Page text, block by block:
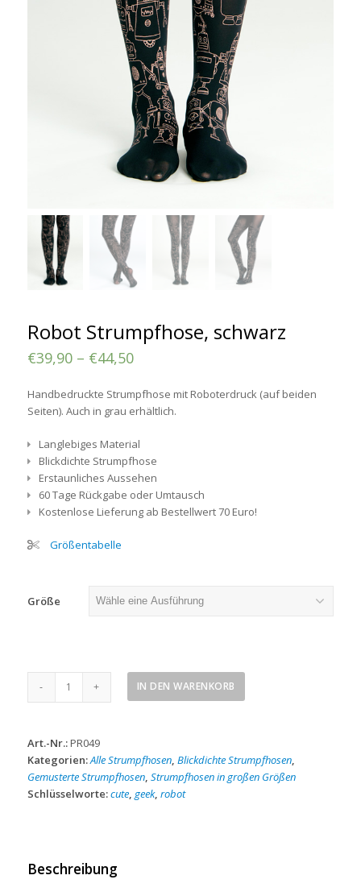
Robot Strumpfhose, schwarz
€39,90– €44,50
Handbedruckte Strumpfhose mit Roboterdruck (auf beiden
Seiten). Auch in grau erhältlich.
Langlebiges Material
Blickdichte Strumpfhose
Erstaunliches Aussehen
60 Tage Rückgabe oder Umtausch
Kostenlose Lieferung ab Bestellwert 70 Euro!
Größentabelle
Größe
Robot
IN DEN WARENKORB
Art.-Nr.:PR049
Kategorien:Alle Strumpfhosen, Blickdichte Strumpfhosen,
Gemusterte Strumpfhosen, Strumpfhosen in großen Größen
Schlüsselworte:cute, geek, robot
Beschreibung